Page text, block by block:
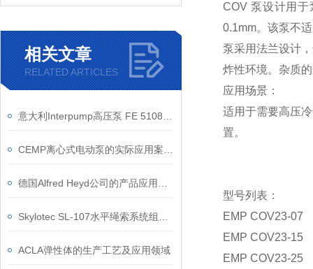
相关文章
RELATED ARTICLES
ACLA弹性体的生产工艺及应用领域
COV 泵设计用于
0.1mm。该泵不
泵采用法兰设计
炸性环境。杂质
应用场景：
适用于需要高压
置。
型号列表：
EMP COV23-07
EMP COV23-15
EMP COV23-25